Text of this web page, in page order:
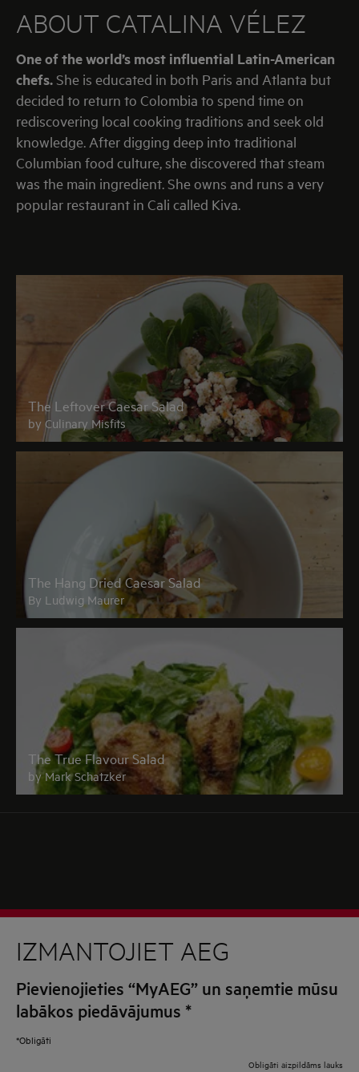
ABOUT CATALINA VÉLEZ
One of the world’s most influential Latin-American
chefs. She is educated in both Paris and Atlanta but
decided to return to Colombia to spend time on
rediscovering local cooking traditions and seek old
knowledge. After digging deep into traditional
Columbian food culture, she discovered that steam
was the main ingredient. She owns and runs a very
popular restaurant in Cali called Kiva.
The Leftover Caesar Salad
by Culinary Misfits
The Hang Dried Caesar Salad
By Ludwig Maurer
The True Flavour Salad
by Mark Schatzker
IZMANTOJIET AEG
Pievienojieties “MyAEG” un saņemtie mūsu
labākos piedāvājumus *
*Obligāti
Obligāti aizpildāms lauks